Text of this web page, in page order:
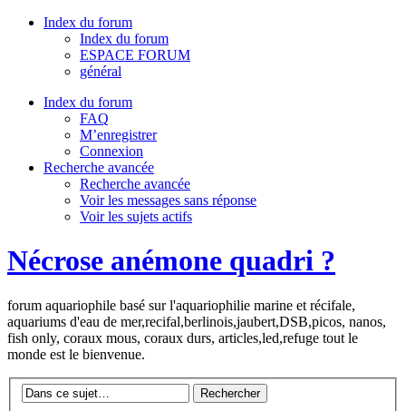
Index du forum
Index du forum
ESPACE FORUM
général
Index du forum
FAQ
M’enregistrer
Connexion
Recherche avancée
Recherche avancée
Voir les messages sans réponse
Voir les sujets actifs
Nécrose anémone quadri ?
forum aquariophile basé sur l'aquariophilie marine et récifale,
aquariums d'eau de mer,recifal,berlinois,jaubert,DSB,picos, nanos,
fish only, coraux mous, coraux durs, articles,led,refuge tout le
monde est le bienvenue.